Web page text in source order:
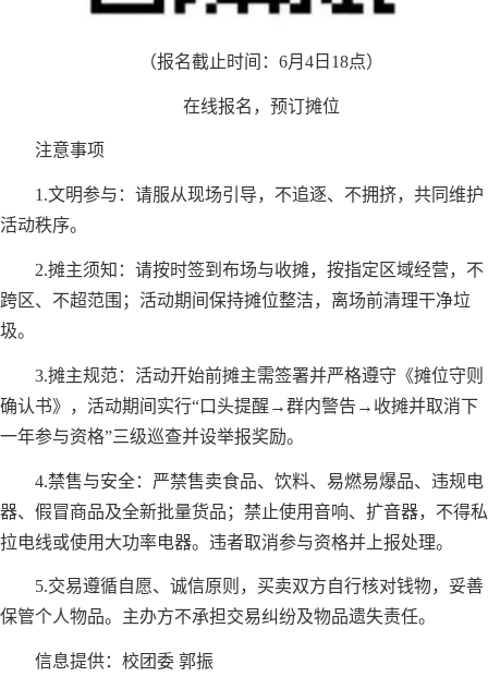
（报名截止时间：6月4日18点）
在线报名，预订摊位
注意事项
1.文明参与：请服从现场引导，不追逐、不拥挤，共同维护
活动秩序。
2.摊主须知：请按时签到布场与收摊，按指定区域经营，不
跨区、不超范围；活动期间保持摊位整洁，离场前清理干净垃
圾。
3.摊主规范：活动开始前摊主需签署并严格遵守《摊位守则
确认书》，活动期间实行“口头提醒→群内警告→收摊并取消下
一年参与资格”三级巡查并设举报奖励。
4.禁售与安全：严禁售卖食品、饮料、易燃易爆品、违规电
器、假冒商品及全新批量货品；禁止使用音响、扩音器，不得私
拉电线或使用大功率电器。违者取消参与资格并上报处理。
5.交易遵循自愿、诚信原则，买卖双方自行核对钱物，妥善
保管个人物品。主办方不承担交易纠纷及物品遗失责任。
信息提供：校团委 郭振